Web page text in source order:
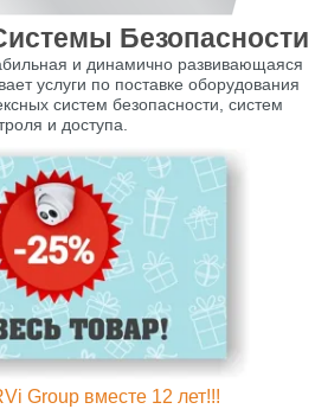
Безопасности
и динамично развивающаяся
услуги по поставке оборудования
систем безопасности, систем
и доступа.
Group вместе 12 лет!!!